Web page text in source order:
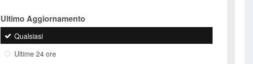
Ultimo Aggiornamento
Qualsiasi
Ultime 24 ore